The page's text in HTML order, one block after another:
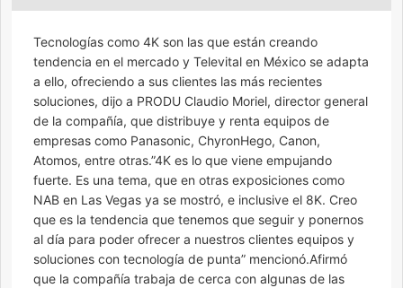
Tecnologías como 4K son las que están creando
tendencia en el mercado y Televital en México se adapta
a ello, ofreciendo a sus clientes las más recientes
soluciones, dijo a PRODU Claudio Moriel, director general
de la compañía, que distribuye y renta equipos de
empresas como Panasonic, ChyronHego, Canon,
Atomos, entre otras.”4K es lo que viene empujando
fuerte. Es una tema, que en otras exposiciones como
NAB en Las Vegas ya se mostró, e inclusive el 8K. Creo
que es la tendencia que tenemos que seguir y ponernos
al día para poder ofrecer a nuestros clientes equipos y
soluciones con tecnología de punta” mencionó.Afirmó
que la compañía trabaja de cerca con algunas de las